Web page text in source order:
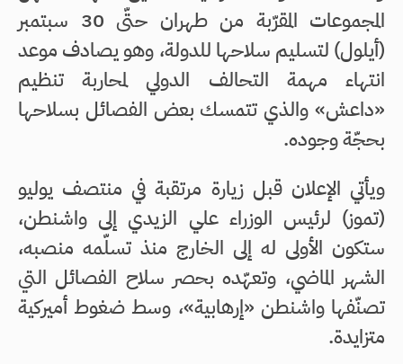
المجموعات المقرّبة من طهران حتّى 30 سبتمبر
(أيلول) لتسليم سلاحها للدولة، وهو يصادف موعد
انتهاء مهمة التحالف الدولي لمحاربة تنظيم
«داعش» والذي تتمسك بعض الفصائل بسلاحها
بحجّة وجوده.
ويأتي الإعلان قبل زيارة مرتقبة في منتصف يوليو
(تموز) لرئيس الوزراء علي الزيدي إلى واشنطن،
ستكون الأولى له إلى الخارج منذ تسلّمه منصبه،
الشهر الماضي، وتعهّده بحصر سلاح الفصائل التي
تصنّفها واشنطن «إرهابية»، وسط ضغوط أميركية
متزايدة.